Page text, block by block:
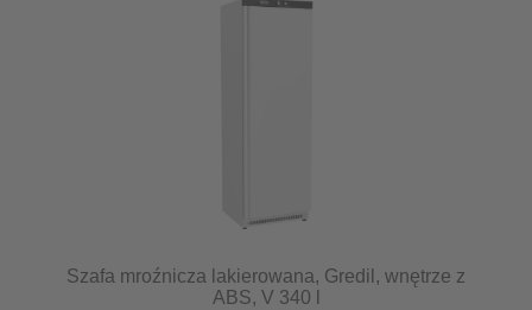
Szafa mroźnicza lakierowana, Gredil, wnętrze z
ABS, V 340 l